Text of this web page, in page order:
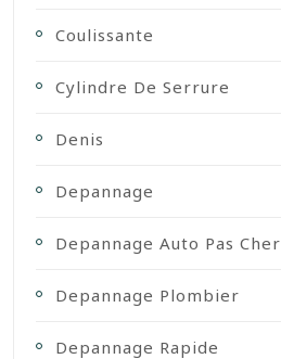
Coulissante
Cylindre De Serrure
Denis
Depannage
Depannage Auto Pas Cher
Depannage Plombier
Depannage Rapide